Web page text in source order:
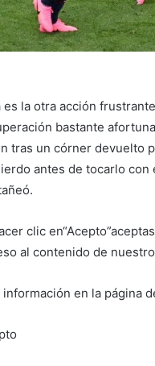
es la otra acción
bastante
tras un córner devuelto
antes de tocarlo con
clic en“Acepto”
al contenido de
información en la página